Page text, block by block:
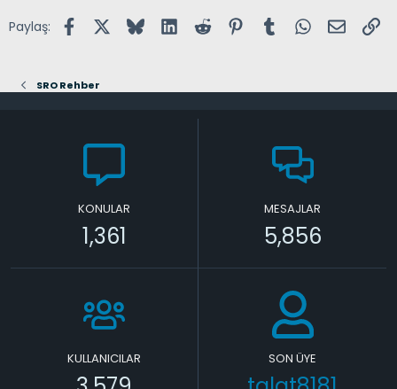
Paylaş: FacebookX (Twitter)
BlueskyLinkedInReddit PinterestTumblr WhatsApp
E-posta
SRO Rehber
KONULAR
1,361
MESAJLAR
5,856
KULLANICILAR SON ÜYE